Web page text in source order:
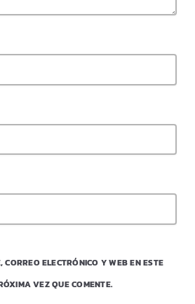
CORREO ELECTRÓNICO Y WEB EN ESTE
VEZ QUE COMENTE.